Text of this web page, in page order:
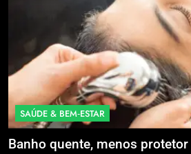
protetor solar e pouca